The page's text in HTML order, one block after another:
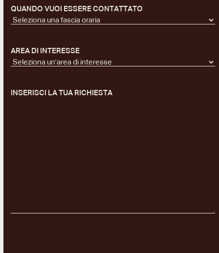
QUANDO VUOI ESSERE CONTATTATO
AREA DI INTERESSE
INSERISCI LA TUA RICHIESTA